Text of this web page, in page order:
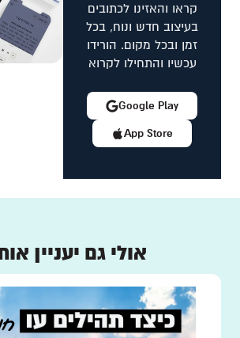
קראו והאזינו לכתובים
בעיצוב חדש ונוח, בכל
זמן ובכל מקום. הורידו
עכשיו והתחילו לקרוא
App Store
Google Play
אולי גם יעניין